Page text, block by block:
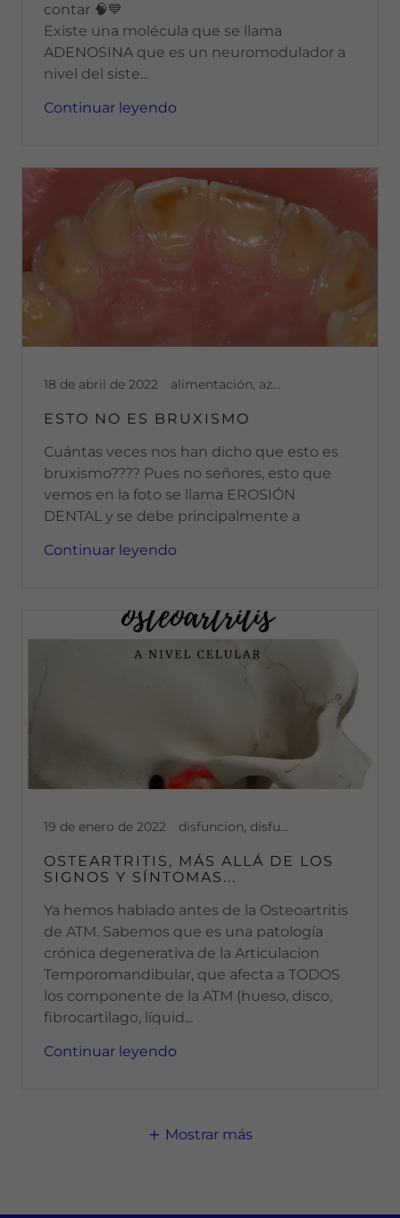
contar 🧠💙
Existe una molécula que se llama
ADENOSINA que es un neuromodulador a
nivel del siste...
Continuar leyendo
18 de abril de 2022 alimentación, azucar, azúcar, botox, bruxismo, buenos habitos, buenos hábitos, cepillado, dolor articular, dolor cronico, dolor muscular, salud bucal
ESTO NO ES BRUXISMO
Cuántas veces nos han dicho que esto es
bruxismo???? Pues no señores, esto que
vemos en la foto se llama EROSIÓN
DENTAL y se debe principalmente a
Continuar leyendo
19 de enero de 2022 disfuncion, disfuncion temporomandibular, dolor, dolor articular, dolor cronico, dolor muscular, mandibula, ruido mandibular, Ruidos en articulacion, salud, salud bucal, toxina botulinica
OSTEARTRITIS, MÁS ALLÁ DE LOS
SIGNOS Y SÍNTOMAS...
Ya hemos hablado antes de la Osteoartritis
de ATM. Sabemos que es una patología
crónica degenerativa de la Articulacion
Temporomandibular, que afecta a TODOS
los componente de la ATM (hueso, disco,
fibrocartilago, líquid...
Continuar leyendo
Mostrar más